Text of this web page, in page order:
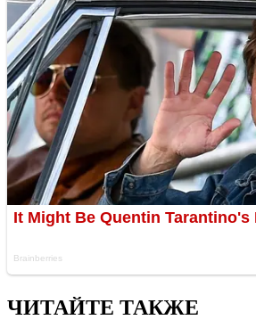
ЧИТАЙТЕ ТАКЖЕ